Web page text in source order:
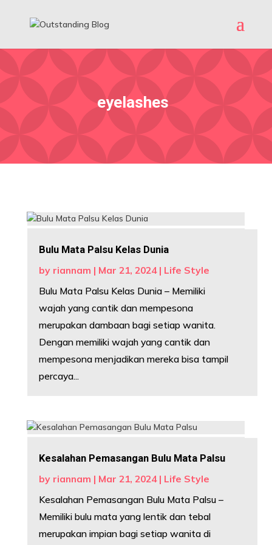
eyelashes
Bulu Mata Palsu Kelas Dunia
by riannam | Mar 21, 2024| Life Style
Bulu Mata Palsu Kelas Dunia – Memiliki
wajah yang cantik dan mempesona
merupakan dambaan bagi setiap wanita.
Dengan memiliki wajah yang cantik dan
mempesona menjadikan mereka bisa tampil
percaya...
Kesalahan Pemasangan Bulu Mata Palsu
by riannam | Mar 21, 2024| Life Style
Kesalahan Pemasangan Bulu Mata Palsu –
Memiliki bulu mata yang lentik dan tebal
merupakan impian bagi setiap wanita di